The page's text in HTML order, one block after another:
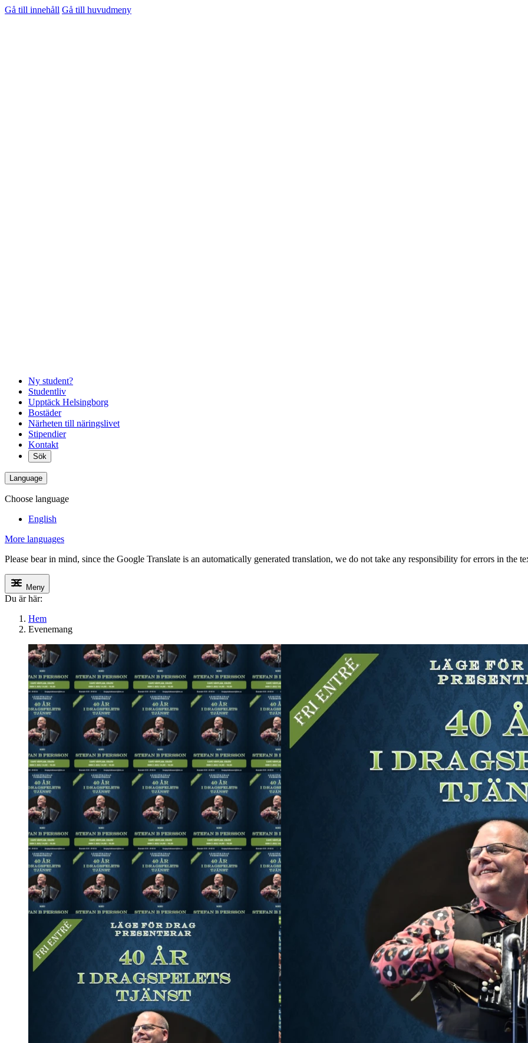
Gå till innehåll Gå till huvudmeny
Ny student?
Studentliv
Upptäck Helsingborg
Bostäder
Närheten till näringslivet
Stipendier
Kontakt
Sök
Language
Choose language
English
More languages
Please bear in mind, since the Google Translate is an automatically generated translation, we do not take any responsibility for errors in the
Meny
Du är här:
Hem
Evenemang